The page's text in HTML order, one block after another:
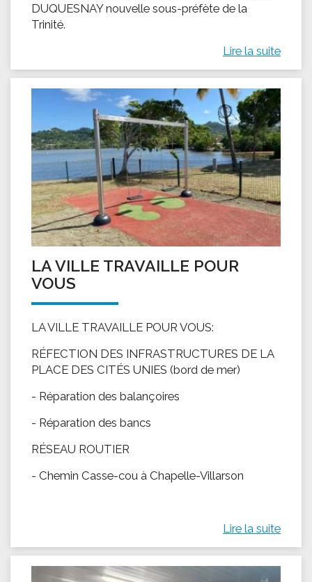
DUQUESNAY nouvelle sous-préfète de la
Trinité.
Lire la suite
LA VILLE TRAVAILLE POUR
VOUS
LA VILLE TRAVAILLE POUR VOUS:
RÉFECTION DES INFRASTRUCTURES DE LA
PLACE DES CITÉS UNIES (bord de mer)
- Réparation des balançoires
- Réparation des bancs
RÉSEAU ROUTIER
- Chemin Casse-cou à Chapelle-Villarson
Lire la suite